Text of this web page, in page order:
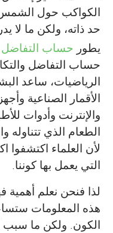
الكواكب حول
حد ذاته، ولكن ما لا
يطور حساب التفاضل
حساب التفاضل
الرياضيات، ساعد
الأقمار الصناعية
والإنترنت وأدوات
الطعام الذي تتناوله
لأن العلماء اكتشفوا
التي يعمل بها كوننا.
لذا فنحن نعلم
هذه المعلومات
الكون. ولكن ما سبب